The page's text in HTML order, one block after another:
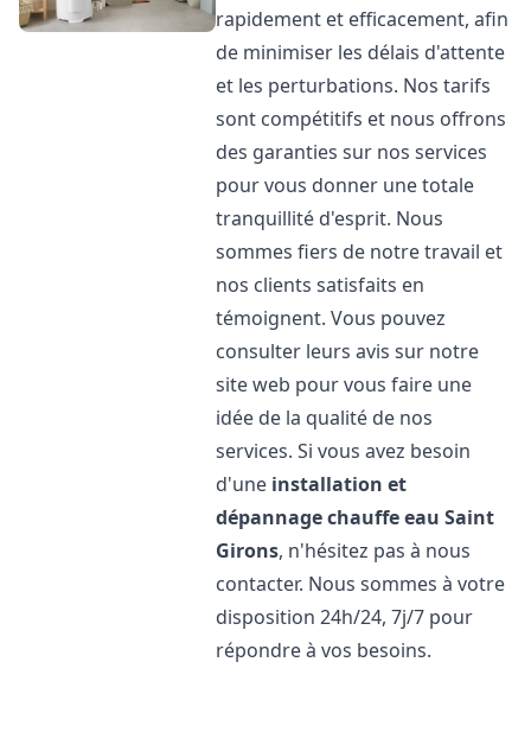
rapidement et efficacement, afin
de minimiser les délais d'attente
et les perturbations. Nos tarifs
sont compétitifs et nous offrons
des garanties sur nos services
pour vous donner une totale
tranquillité d'esprit. Nous
sommes fiers de notre travail et
nos clients satisfaits en
témoignent. Vous pouvez
consulter leurs avis sur notre
site web pour vous faire une
idée de la qualité de nos
services. Si vous avez besoin
d'une installation et
dépannage chauffe eau Saint
Girons, n'hésitez pas à nous
contacter. Nous sommes à votre
disposition 24h/24, 7j/7 pour
répondre à vos besoins.